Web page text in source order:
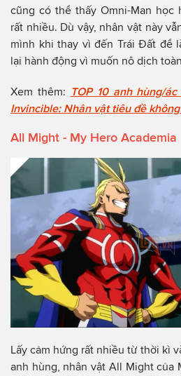
cũng có thể thấy Omni-Man học
rất nhiều. Dù vậy, nhân vật này
mình khi thay vì đến Trái Đất để
lại hành động vì muốn nô dịch
Xem thêm: TOP 10 anh hùng/
Invincible: Nhân vật tiêu đề không
All Might - My Hero Academia
Lấy cảm hứng rất nhiều từ thời kì
anh hùng, nhân vật All Might của